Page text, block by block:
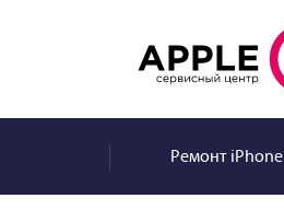
РемонтiPhone